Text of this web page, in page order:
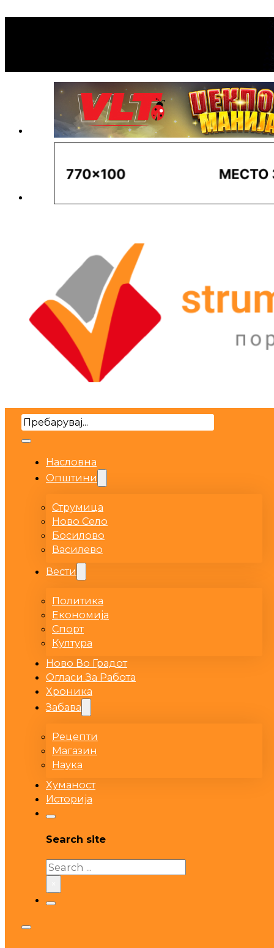
Search
Насловна
Општини
Струмица
Ново Село
Босилово
Василево
Вести
Политика
Економија
Спорт
Култура
Ново Во Градот
Огласи За Работа
Хроника
Забава
Рецепти
Магазин
Наука
Хуманост
Историја
Search site
Search